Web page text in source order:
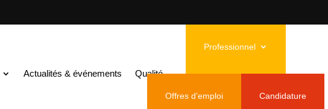
Actualités & événements Qualité
Professionnel
Offres d’emploi Candidature